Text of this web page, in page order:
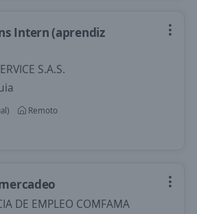
Intern (aprendiz
S.A.S.
Remoto
DE EMPLEO COMFAMA